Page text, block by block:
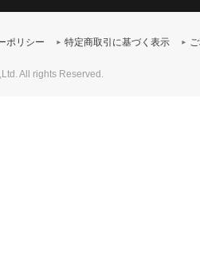
ポリシー 特定商取引に基づく表示
All rights Reserved.